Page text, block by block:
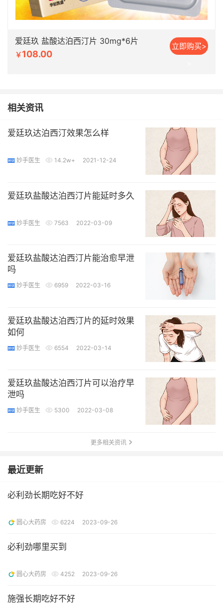
爱廷玖 盐酸达泊西汀片 30mg*6片
￥108.00
立即购买>
相关资讯
爱廷玖达泊西汀效果怎么样
妙手医生 14.2w+ 2021-12-24
爱廷玖盐酸达泊西汀片能延时多久
妙手医生 7563 2022-03-09
爱廷玖盐酸达泊西汀片能治愈早泄
吗
妙手医生 6959 2022-03-16
爱廷玖盐酸达泊西汀片的延时效果
如何
妙手医生 6554 2022-03-14
爱廷玖盐酸达泊西汀片可以治疗早
泄吗
妙手医生 5300 2022-03-08
更多相关资讯
最近更新
必利劲长期吃好不好
圆心大药房 6224 2023-09-26
必利劲哪里买到
圆心大药房 4252 2023-09-26
施强长期吃好不好